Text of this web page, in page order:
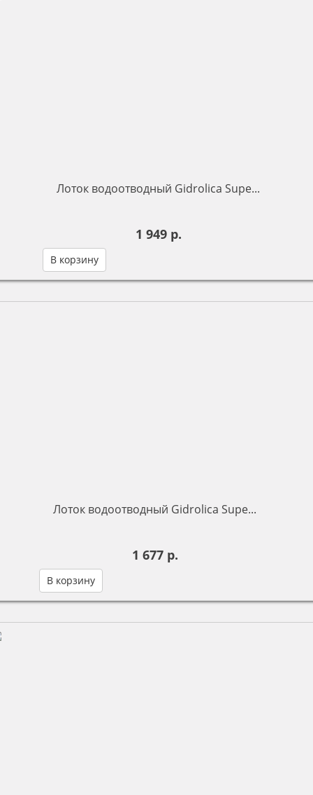
Лоток водоотводный Gidrolica Supe...
1 949 р.
В корзину
Лоток водоотводный Gidrolica Supe...
1 677 р.
В корзину